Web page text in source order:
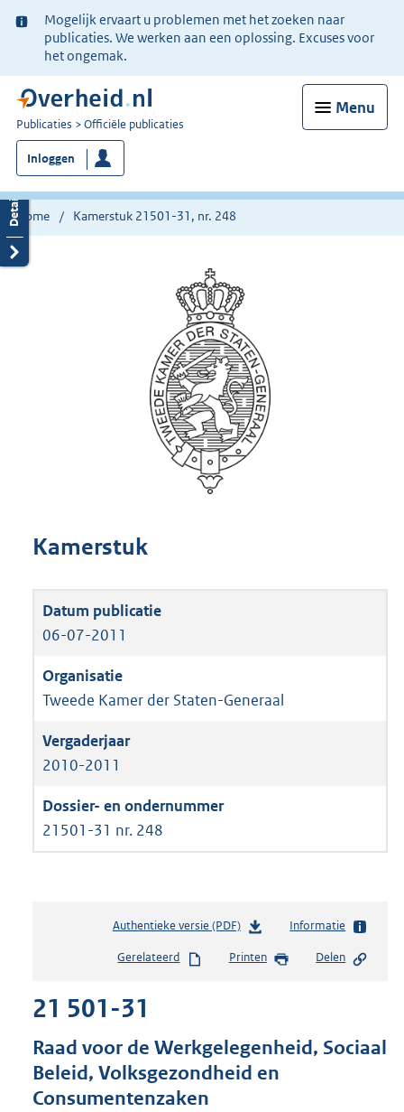
Ter
informatie:
Mogelijk ervaart u problemen met het zoeken naar
publicaties. We werken aan een oplossing. Excuses voor
het ongemak.
Menu
U
bent
nu
hier:
Publicaties Officiële publicaties
Inloggen
Home Kamerstuk 21501-31, nr. 248
Kamerstuk
06-07-2011
Tweede Kamer der Staten-Generaal
2010-2011
21501-31 nr. 248
Authentieke versie (PDF)b
s
s
g
Informatie
Gerelateerd Printen Delen
21 501-31
Raad voor de Werkgelegenheid, Sociaal
Beleid, Volksgezondheid en
Consumentenzaken